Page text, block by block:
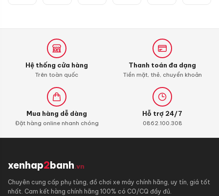
con)
Hệ thống cửa hàng
Trên toàn quốc
Thanh toán đa dạng
Tiền mặt, thẻ, chuyển khoản
Mua hàng dễ dàng
Đặt hàng online nhanh chóng
Hỗ trợ 24/7
0862.100.308
xenhap2banh.vn
Chuyên cung cấp phụ tùng, đồ chơi xe máy chính hãng, uy tín, giá tốt
nhất. Cam kết hàng chính hãng 100% có CO/CQ đầy đủ.